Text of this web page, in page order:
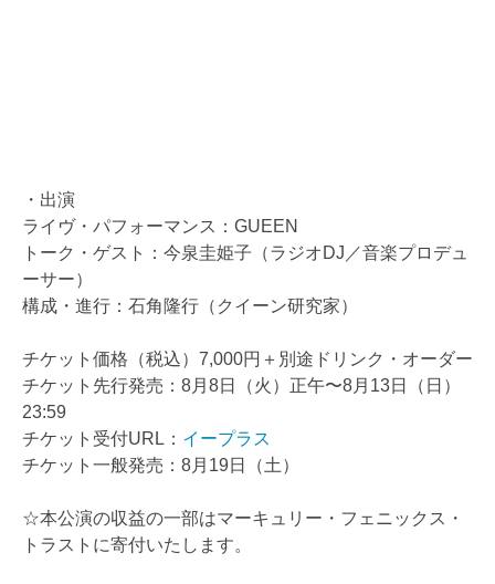
・出演
ライヴ・パフォーマンス：GUEEN
トーク・ゲスト：今泉圭姫子（ラジオDJ／音楽プロデュ
ーサー）
構成・進行：石角隆行（クイーン研究家）
チケット価格（税込）7,000円＋別途ドリンク・オーダー
チケット先行発売：8月8日（火）正午〜8月13日（日）
23:59
チケット受付URL： イープラス
チケット一般発売：8月19日（土）
☆本公演の収益の一部はマーキュリー・フェニックス・
トラストに寄付いたします。